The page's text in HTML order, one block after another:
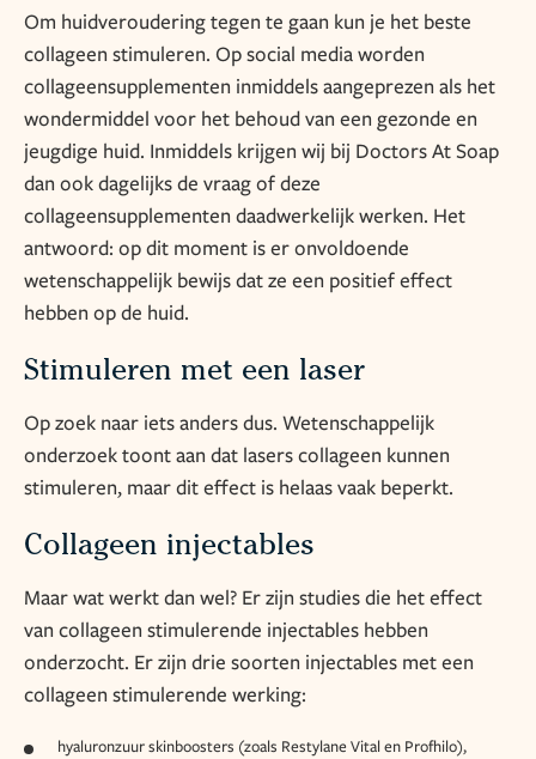
Om huidveroudering tegen te gaan kun je het beste
collageen stimuleren. Op social media worden
collageensupplementen inmiddels aangeprezen als het
wondermiddel voor het behoud van een gezonde en
jeugdige huid. Inmiddels krijgen wij bij Doctors At Soap
dan ook dagelijks de vraag of deze
collageensupplementen daadwerkelijk werken. Het
antwoord: op dit moment is er onvoldoende
wetenschappelijk bewijs dat ze een positief effect
hebben op de huid.
Stimuleren met een laser
Op zoek naar iets anders dus. Wetenschappelijk
onderzoek toont aan dat lasers collageen kunnen
stimuleren, maar dit effect is helaas vaak beperkt.
Collageen injectables
Maar wat werkt dan wel? Er zijn studies die het effect
van collageen stimulerende injectables hebben
onderzocht. Er zijn drie soorten injectables met een
collageen stimulerende werking:
hyaluronzuur skinboosters (zoals Restylane Vital en Profhilo),